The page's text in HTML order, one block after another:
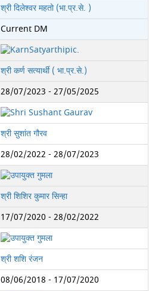
श्री दिलेश्वर महतो (भा.प्र.से. )
Current DM
श्री कर्ण सत्यार्थी ( भा.प्र.से.)
28/07/2023 - 27/05/2025
श्री सुशांत गौरव
28/02/2022 - 28/07/2023
श्री शिशिर कुमार सिन्हा
17/07/2020 - 28/02/2022
श्री शशि रंजन
08/06/2018 - 17/07/2020